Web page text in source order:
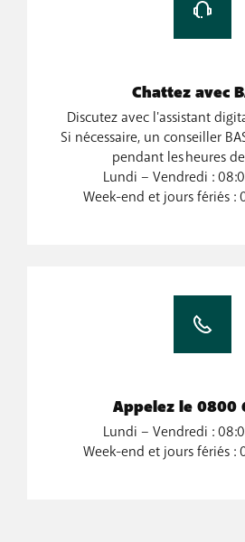
Chattez avec
Discutez avec l'assistant
Si nécessaire, un conseiller
pendant les heures
Lundi – Vendredi :
Week-end et jours fériés :
Appelez le 0800
Lundi – Vendredi :
Week-end et jours fériés :